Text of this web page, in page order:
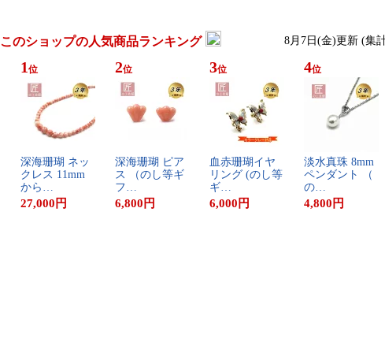
このショップの人気商品ランキング 8月7日(金)更新 (集
1 位
深​海​珊​瑚​ ​ネ​ッ​
ク​レ​ス​ ​1​1​m​m​
か​ら​…
27,000 円
2位
深​海​珊​瑚​ ​ピ​ア​
ス​ ​（​の​し​等​ギ​
フ​…
6,800 円
3位
血​赤​珊​瑚​イ​ヤ​
リ​ン​グ​ ​(​の​し​等​
ギ​…
6,000 円
4位
淡​水​真​珠​ ​8​m​m​ ​
ペ​ン​ダ​ン​ト​ ​（​
の​…
4,800 円